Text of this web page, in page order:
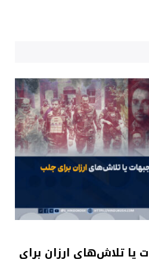
یا تلاش‌های ارزان برای